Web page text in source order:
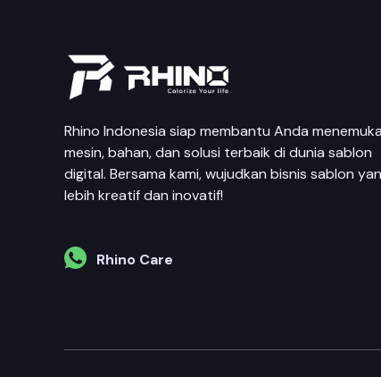
Rhino Indonesia siap membantu Anda
mesin, bahan, dan solusi terbaik di dunia sablon
digital. Bersama kami, wujudkan bisnis sablon
lebih kreatif dan inovatif!
Rhino Care